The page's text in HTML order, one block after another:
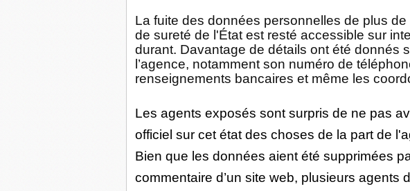
La fuite des données personnelles de plus
de sureté de l'État est resté accessible sur
durant. Davantage de détails ont été donnés
l’agence, notamment son numéro de
renseignements bancaires et même les
Les agents exposés sont surpris de ne pas
officiel sur cet état des choses de la part de
Bien que les données aient été supprimées
commentaire d’un site web, plusieurs agents